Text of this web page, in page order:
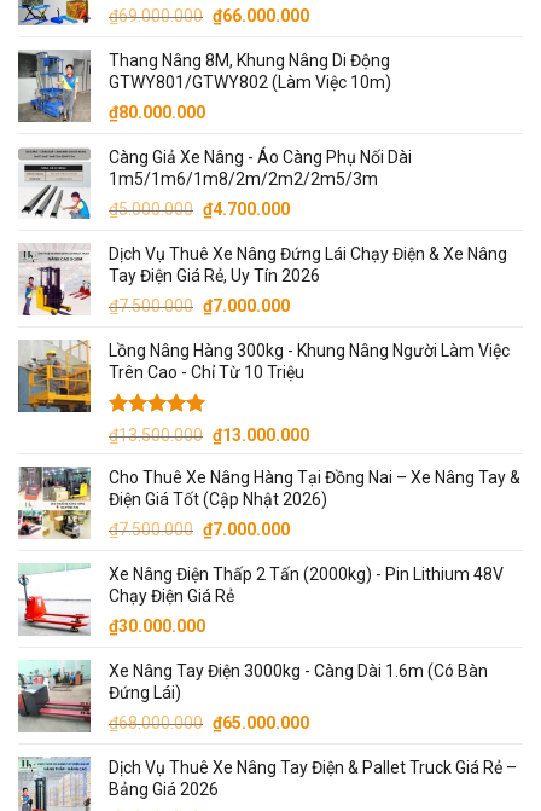
₫69.000.000 Giá
là:
₫69.000.000.
₫66.000.000Giá
tại
là:
Thang Nâng 8M, Khung Nâng Di Động
GTWY801/GTWY802 (Làm Việc 10m)
₫80.000.000
Càng Giả Xe Nâng - Áo Càng Phụ Nối Dài
1m5/1m6/1m8/2m/2m2/2m5/3m
₫5.000.000 Giá
là:
₫5.000.000.
₫4.700.000Giá
tại
là:
₫4.700.000.
Dịch Vụ Thuê Xe Nâng Đứng Lái Chạy Điện & Xe Nâng
Tay Điện Giá Rẻ, Uy Tín 2026
₫7.500.000 Giá
là:
₫7.500.000.
₫7.000.000Giá
tại
là:
Lồng Nâng Hàng 300kg - Khung Nâng Người Làm Việc
Trên Cao - Chỉ Từ 10 Triệu
Được xếp
5 sao
₫13.500.000 Giá
là:
₫13.500.000.
₫13.000.000Giá
tại
là:
Cho Thuê Xe Nâng Hàng Tại Đồng Nai – Xe Nâng Tay &
Điện Giá Tốt (Cập Nhật 2026)
₫7.500.000 Giá
là:
₫7.500.000.
₫7.000.000Giá
tại
Xe Nâng Điện Thấp 2 Tấn (2000kg) - Pin Lithium 48V
Chạy Điện Giá Rẻ
₫30.000.000
Xe Nâng Tay Điện 3000kg - Càng Dài 1.6m (Có Bàn
Đứng Lái)
₫68.000.000 Giá
là:
₫68.000.000.
₫65.000.000Giá
tại
Dịch Vụ Thuê Xe Nâng Tay Điện & Pallet Truck Giá Rẻ –
Bảng Giá 2026